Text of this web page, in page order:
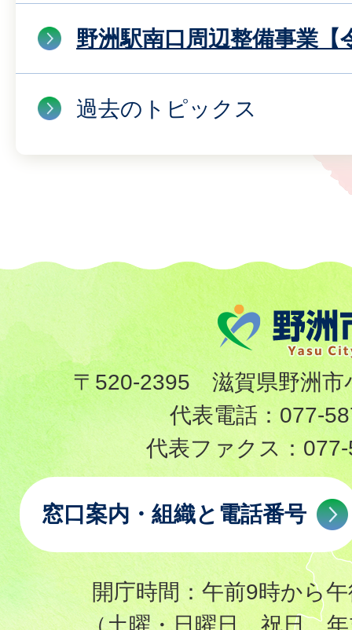
野洲駅南口周辺整備事業【
過去のトピックス
〒520-2395 滋賀県野洲市
代表電話： 077-
代表ファクス：
窓口案内・組織と電話番号
開庁時間：午前9時から
（土曜・日曜日、祝日、